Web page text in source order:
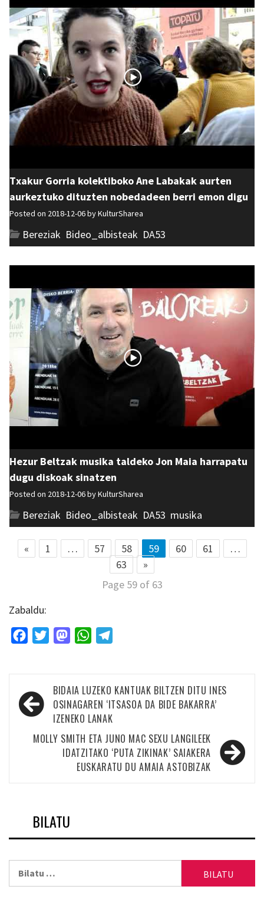
Txakur Gorria kolektiboko Ane Labakak aurten
aurkeztuko dituzten nobedadeen berri emon digu
Posted on 2018-12-06 byKulturSharea
Bereziak Bideo_albisteak DA53
Hezur Beltzak musika taldeko Jon Maia harrapatu
dugu diskoak sinatzen
Posted on 2018-12-06 byKulturSharea
Bereziak Bideo_albisteak DA53 musika
« 1 … 57 58 59 60 61
…
63
»
Page 59 of 63
Zabaldu:
FacebookTwitterMastodonWhatsApp
Bidalketetan
zehar
nabigatu
BIDAIA LUZEKO KANTUAK BILTZEN DITU INES
OSINAGAREN ‘ITSASOA DA BIDE BAKARRA’
IZENEKO LANAK
MOLLY SMITH ETA JUNO MAC SEXU LANGILEEK
IDATZITAKO ‘PUTA ZIKINAK’ SAIAKERA
EUSKARATU DU AMAIA ASTOBIZAK
BILATU